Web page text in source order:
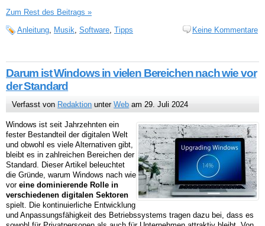
Zum Rest des Beitrags »
Anleitung, Musik, Software, Tipps Keine Kommentare
Darum ist Windows in vielen Bereichen nach wie vor
der Standard
Verfasst von Redaktion unterWeb am 29. Juli 2024
Windows ist seit Jahrzehnten ein
fester Bestandteil der digitalen Welt
und obwohl es viele Alternativen gibt,
bleibt es in zahlreichen Bereichen der
Standard. Dieser Artikel beleuchtet
die Gründe, warum Windows nach wie
vor eine dominierende Rolle in
verschiedenen digitalen Sektoren
spielt. Die kontinuierliche Entwicklung
und Anpassungsfähigkeit des Betriebssystems tragen dazu bei, dass es